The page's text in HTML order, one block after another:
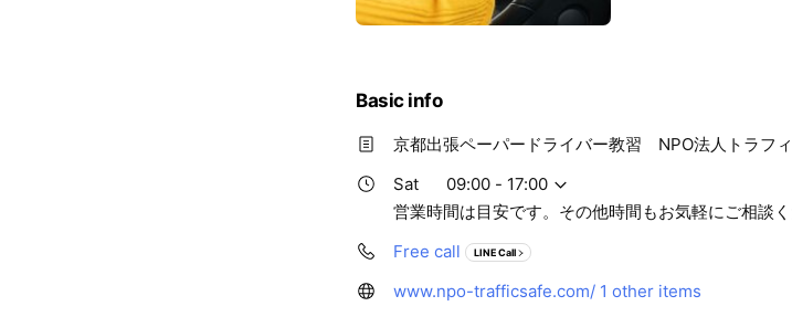
Basic info
京都出張ペーパードライバー教習 NPO法人トラフ
Sat
09:00 - 17:00
営業時間は目安です。その他時間もお気軽にご相談く
Free call
LINE Call
www.npo-trafficsafe.com/ 1 other items